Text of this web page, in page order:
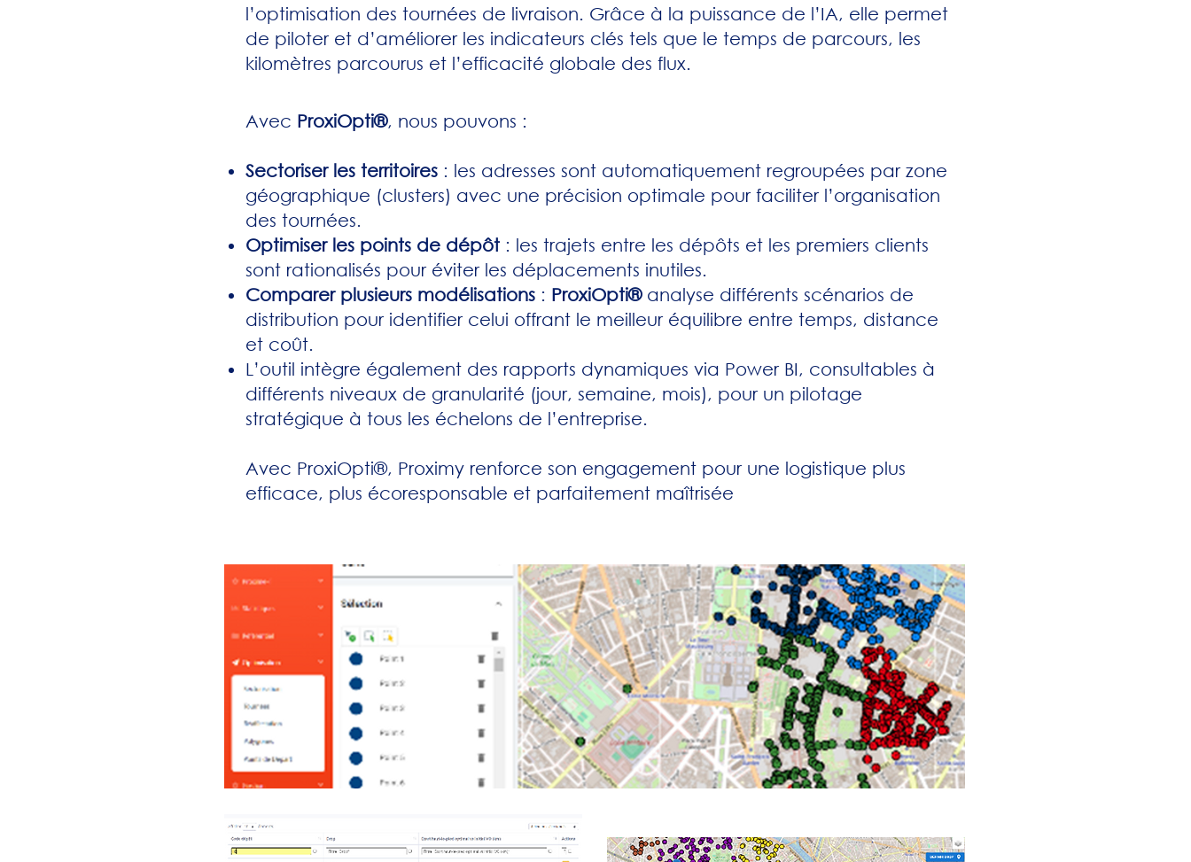
l’optimisation des tournées de livraison. Grâce à la puissance de l’IA, elle permet
de piloter et d’améliorer les indicateurs clés tels que le temps de parcours, les
kilomètres parcourus et l’efficacité globale des flux.
Avec ProxiOpti®, nous pouvons :
Sectoriser les territoires : les adresses sont automatiquement regroupées par zone
géographique (clusters) avec une précision optimale pour faciliter l’organisation
des tournées.
Optimiser les points de dépôt : les trajets entre les dépôts et les premiers clients
sont rationalisés pour éviter les déplacements inutiles.
Comparer plusieurs modélisations : ProxiOpti®analyse différents scénarios de
distribution pour identifier celui offrant le meilleur équilibre entre temps, distance
et coût.
L’outil intègre également des rapports dynamiques via Power BI, consultables à
différents niveaux de granularité (jour, semaine, mois), pour un pilotage
stratégique à tous les échelons de l’entreprise.
Avec ProxiOpti®, Proximy renforce son engagement pour une logistique plus
efficace, plus écoresponsable et parfaitement maîtrisée